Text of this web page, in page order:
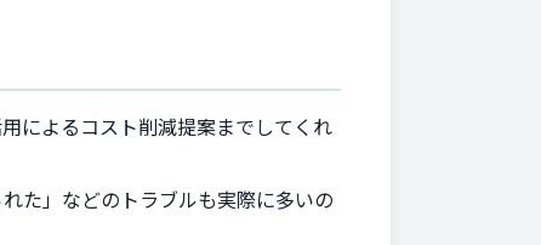
によるコスト削減提案までしてくれ
た」などのトラブルも実際に多いの